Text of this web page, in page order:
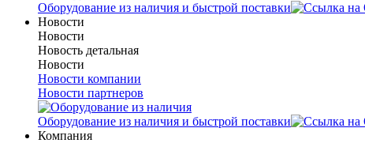
Оборудование из наличия и быстрой поставки
Новости
Новости
Новость детальная
Новости
Новости компании
Новости партнеров
Оборудование из наличия и быстрой поставки
Компания